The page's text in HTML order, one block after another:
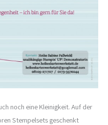
noch eine Kleinigkeit. Auf der
Stempelsets geschenkt